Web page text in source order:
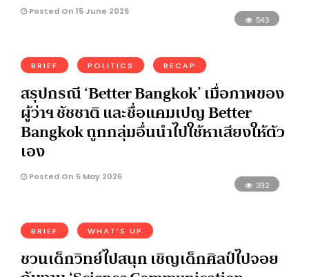
Posted On 15 June 2026
543
BRIEF POLITICS RECAP
สรุปกรณี ‘Better Bangkok’ เมื่อภาพของ
ผู้ว่าฯ ชัชชาติ และชื่อแคมเปญ Better
Bangkok ถูกกลุ่มอื่นนำไปใช้หาเสียงให้ตัว
เอง
Posted On 5 May 2026
392
BRIEF WHAT’S UP
ชวนเด็กวิทย์ไปสนุก เชิญเด็กศิลป์ไปจอย